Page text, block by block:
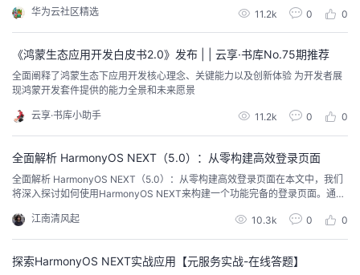
华为云社区精选
11.2k 0 0
《鸿蒙生态应用开发白皮书2.0》发布 | | 云享·书库No.75期推荐
全面阐释了鸿蒙生态下应用开发核心理念、关键能力以及创新体验 为开发者展
现鸿蒙开发套件提供的能力全景和未来愿景
云享·书库小助手 11.2k 0 0
全面解析 HarmonyOS NEXT（5.0）：从零构建高效登录页面
全面解析 HarmonyOS NEXT（5.0）：从零构建高效登录页面在本文中，我们
将深入探讨如何使用HarmonyOS NEXT来构建一个功能完备的登录页面。通过
识，并见识到HarmonyOS NEXT在构建现代应用时的强大能力和灵活性。 Har
monyOS NEXT基本定义与特点自主可控：HarmonyOS NEXT是华...
江南清风起 10.3k 0 0
探索HarmonyOS NEXT实战应用【元服务实战-在线答题】